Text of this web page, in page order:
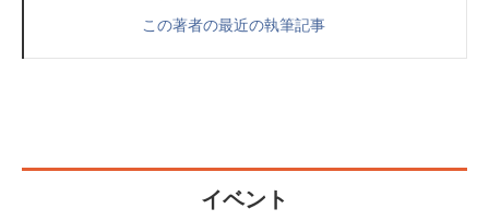
この著者の最近の執筆記事
イベント